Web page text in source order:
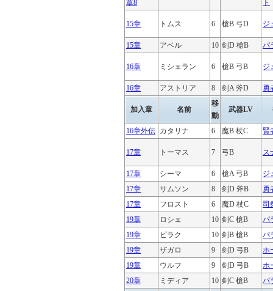
章8
ト
15章 トムス 6 槍B 弓D ジ
15章 アベル 10 剣D 槍B パ
16章 ミシェラン 6 槍B 弓B ジ
16章 アストリア 8 剣A 斧D 勇
加入章 名前
移
動
武器LV
16章外伝 カタリナ 6 魔B 杖C 賢
17章 トーマス 7 弓B ス
17章 シーマ 6 槍A 弓B
ジ
17章
サムソン 8 剣D 斧B
勇
17章
フロスト 6 魔D 杖C
司
19章
ロシェ 10 剣C 槍B
パ
19章
ビラク 10 剣B 槍B
パ
19章
ザガロ 9 剣D 弓B
ホ
19章
ウルフ 9 剣D 弓B
ホ
20章
ミディア 10 剣C 槍B パ